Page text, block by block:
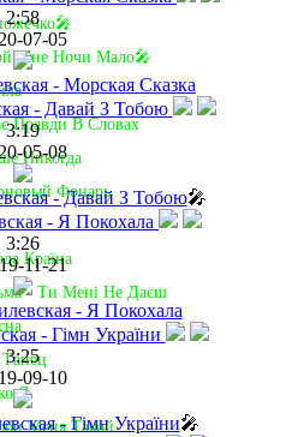
Мне Ночи Мало🎤
Правди В Словах
Никогда
Фонарь
Країна
- Ти Мені Не Даєш
Я
Меня Такой
2:58
07-05
- Морская Сказка
3:19
05-08
- Давай З Тобою🎤
3:26
11-21
- Я Покохала
3:25
09-10
- Гімн України🎤